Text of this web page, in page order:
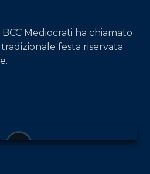
Mediocrati ha chiamato
festa riservata